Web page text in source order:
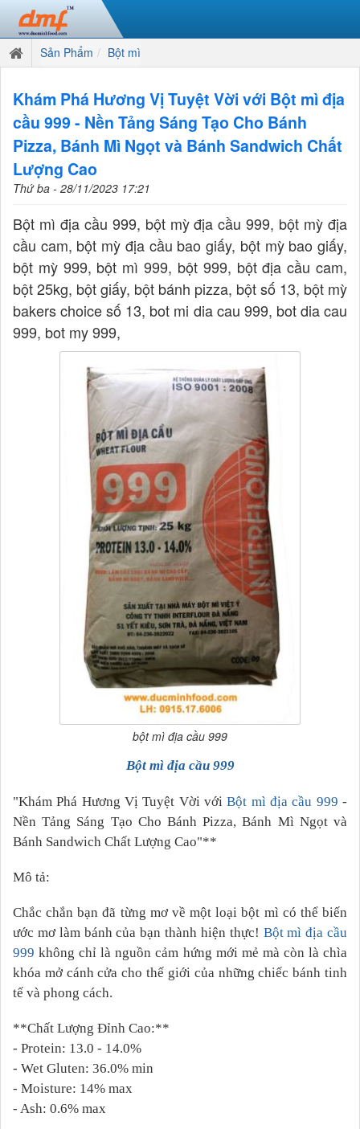
Sản Phẩm Bột mì
Khám Phá Hương Vị Tuyệt Vời với Bột mì địa
cầu 999 - Nền Tảng Sáng Tạo Cho Bánh
Pizza, Bánh Mì Ngọt và Bánh Sandwich Chất
Lượng Cao
Thứ ba - 28/11/2023 17:21
Bột mì địa cầu 999, bột mỳ địa cầu 999, bột mỳ địa
cầu cam, bột mỳ địa cầu bao giấy, bột mỳ bao giấy,
bột mỳ 999, bột mì 999, bột 999, bột địa cầu cam,
bột 25kg, bột giấy, bột bánh pizza, bột số 13, bột mỳ
bakers choice số 13, bot mi dia cau 999, bot dia cau
999, bot my 999,
bột mì địa cầu 999
Bột mì địa cầu 999
"Khám Phá Hương Vị Tuyệt Vời vớiBột mì địa cầu 999 -
Nền Tảng Sáng Tạo Cho Bánh Pizza, Bánh Mì Ngọt và
Bánh Sandwich Chất Lượng Cao"**
Mô tả:
Chắc chắn bạn đã từng mơ về một loại bột mì có thể biến
ước mơ làm bánh của bạn thành hiện thực! Bột mì địa cầu
999 không chỉ là nguồn cảm hứng mới mẻ mà còn là chìa
khóa mở cánh cửa cho thế giới của những chiếc bánh tinh
tế và phong cách.
**Chất Lượng Đỉnh Cao:**
- Protein: 13.0 - 14.0%
- Wet Gluten: 36.0% min
- Moisture: 14% max
- Ash: 0.6% max